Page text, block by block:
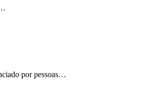
por pessoas…